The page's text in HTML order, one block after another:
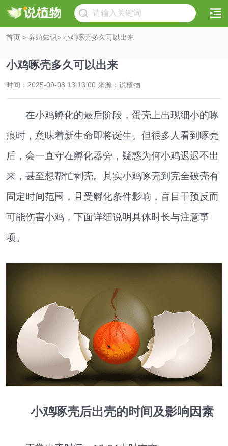
首页 > 养殖知识> 小鸡啄壳多久可以出来
小鸡啄壳多久可以出来
时间：2025-09-08 13:13:00 来源：说植物
在小鸡孵化的最后阶段，蛋壳上出现细小的啄
痕时，意味着新生命即将诞生。但很多人看到啄壳
后，会一直守在孵化器旁，疑惑为何小鸡迟迟不出
来，甚至想帮忙剥壳。其实小鸡啄壳到完全破壳有
固定时间范围，且受孵化条件影响，盲目干预反而
可能伤害小鸡，下面详细说明具体时长与注意事
项。
小鸡啄壳后出壳的时间及影响因素